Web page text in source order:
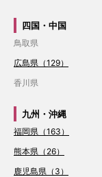
四国・中国
鳥取県
広島県（129）
香川県
九州・沖縄
福岡県（163）
熊本県（26）
鹿児島県（3）